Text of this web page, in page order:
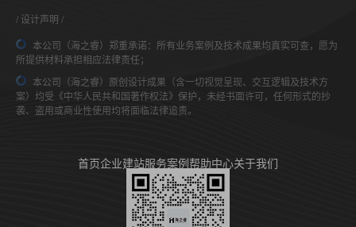
设计声明
本公司（海之睿）郑重承诺：所有业务案例及技术成果均真实可查，愿为
所提供材料承担相应法律责任；
本公司（海之睿）原创设计成果（含一切视觉呈现、交互逻辑及技术方
案）均受《中华人民共和国著作权法》保护，未经书面许可，任何形式的抄
袭、盗用或商业性使用均将面临法律追责。
首页企业建站服务案例帮助中心关于我们